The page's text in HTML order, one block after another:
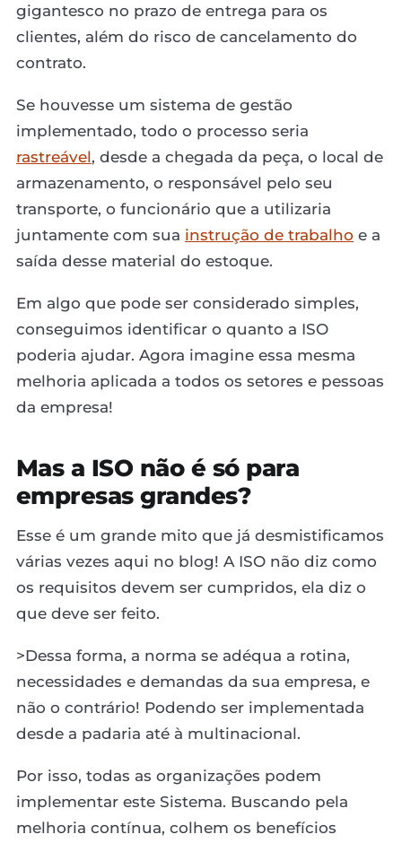
gigantesco no prazo de entrega para os
clientes, além do risco de cancelamento do
contrato.
Se houvesse um sistema de gestão
implementado, todo o processo seria
rastreável, desde a chegada da peça, o local de
armazenamento, o responsável pelo seu
transporte, o funcionário que a utilizaria
juntamente com sua instrução de trabalho e a
saída desse material do estoque.
Em algo que pode ser considerado simples,
conseguimos identificar o quanto a ISO
poderia ajudar. Agora imagine essa mesma
melhoria aplicada a todos os setores e pessoas
da empresa!
Mas a ISO não é só para
empresas grandes?
Esse é um grande mito que já desmistificamos
várias vezes aqui no blog! A ISO não diz como
os requisitos devem ser cumpridos, ela diz o
que deve ser feito.
>Dessa forma, a norma se adéqua a rotina,
necessidades e demandas da sua empresa, e
não o contrário! Podendo ser implementada
desde a padaria até à multinacional.
Por isso, todas as organizações podem
implementar este Sistema. Buscando pela
melhoria contínua, colhem os benefícios